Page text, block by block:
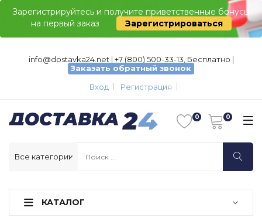
Зарегистрируйтесь и получите приветственные бонусы
на первый заказ
Зарегистрироваться
info@dostavka24.net | +7 (800) 500-33-13, Бесплатно |
Заказать обратный звонок
Вход
Регистрация
КАТАЛОГ